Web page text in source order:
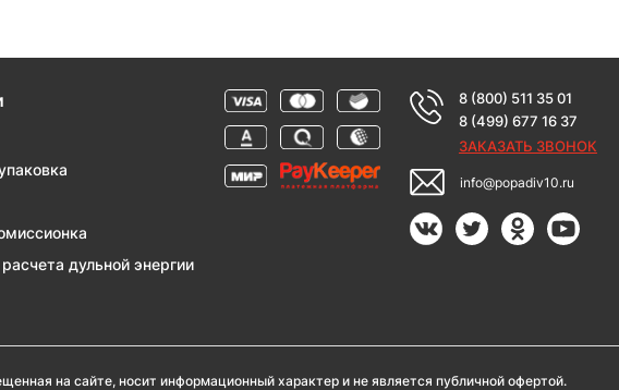
дульной энергии
8 (800) 511 35 01
8 (499) 677 16 37
ЗАКАЗАТЬ ЗВОНОК
info@popadiv10.ru
на сайте, носит информационный характер и не является публичной офертой.